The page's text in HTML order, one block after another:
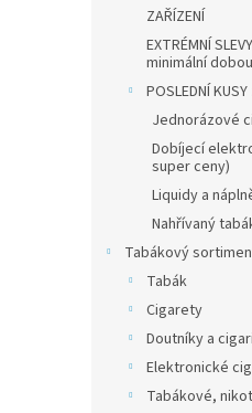
ZAŘÍZENÍ
EXTRÉMNÍ
minimální
POSLEDNÍ
Jednorázové
Dobíjecí
super ceny)
Liquidy a
Nahřívaný
Tabákový
Tabák
Cigarety
Doutníky a
Elektronické
Tabákové,